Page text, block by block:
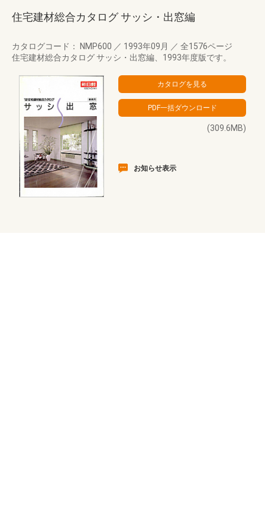
住宅建材総合カタログ サッシ・出窓編
カタログコード： NMP600 ／ 1993年09月 ／ 全1576ページ
住宅建材総合カタログ サッシ・出窓編、1993年度版です。
(309.6MB)
お知らせ表示